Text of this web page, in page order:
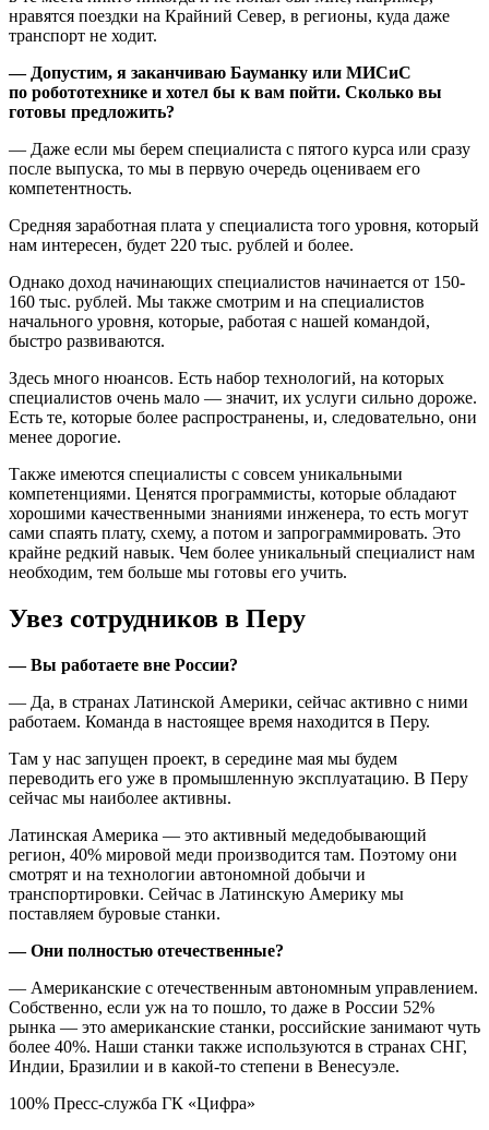
нравятся поездки на Крайний Север, в регионы, куда даже
транспорт не ходит.
— Допустим, я заканчиваю Бауманку или МИСиС
по робототехнике и хотел бы к вам пойти. Сколько вы
готовы предложить?
— Даже если мы берем специалиста с пятого курса или сразу
после выпуска, то мы в первую очередь оцениваем его
компетентность.
Средняя заработная плата у специалиста того уровня, который
нам интересен, будет 220 тыс. рублей и более.
Однако доход начинающих специалистов начинается от 150-
160 тыс. рублей. Мы также смотрим и на специалистов
начального уровня, которые, работая с нашей командой,
быстро развиваются.
Здесь много нюансов. Есть набор технологий, на которых
специалистов очень мало — значит, их услуги сильно дороже.
Есть те, которые более распространены, и, следовательно, они
менее дорогие.
Также имеются специалисты с совсем уникальными
компетенциями. Ценятся программисты, которые обладают
хорошими качественными знаниями инженера, то есть могут
сами спаять плату, схему, а потом и запрограммировать. Это
крайне редкий навык. Чем более уникальный специалист нам
необходим, тем больше мы готовы его учить.
Увез сотрудников в Перу
— Вы работаете вне России?
— Да, в странах Латинской Америки, сейчас активно с ними
работаем. Команда в настоящее время находится в Перу.
Там у нас запущен проект, в середине мая мы будем
переводить его уже в промышленную эксплуатацию. В Перу
сейчас мы наиболее активны.
Латинская Америка — это активный медедобывающий
регион, 40% мировой меди производится там. Поэтому они
смотрят и на технологии автономной добычи и
транспортировки. Сейчас в Латинскую Америку мы
поставляем буровые станки.
— Они полностью отечественные?
— Американские с отечественным автономным управлением.
Собственно, если уж на то пошло, то даже в России 52%
рынка — это американские станки, российские занимают чуть
более 40%. Наши станки также используются в странах СНГ,
Индии, Бразилии и в какой-то степени в Венесуэле.
100% Пресс-служба ГК «Цифра»